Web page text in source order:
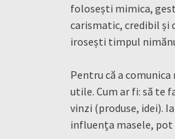
folosești mimica,
carismatic, credibil și
irosești timpul
Pentru că a
utile. Cum ar fi: să te
vinzi (produse, idei).
influența masele, pot